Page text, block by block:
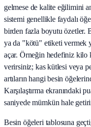
gelmese de kalite eğilimini
sistemi genellikle faydalı
birden fazla boyutu özetler.
ya da "kötü" etiketi vermek
açar. Örneğin hedefiniz kilo
verirsiniz; kas kütlesi veya
artıların hangi besin
Karşılaştırma ekranındaki
saniyede mümkün hale
Besin öğeleri tablosuna